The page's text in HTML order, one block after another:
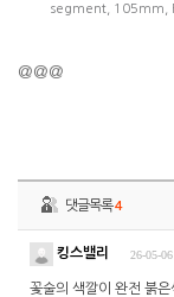
segment, 105mm,
@@@
댓글목록4
킹스밸리 26-05-
꽃술의 색깔이 완전 붉은